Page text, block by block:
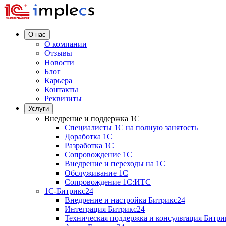
О нас
О компании
Отзывы
Новости
Блог
Карьера
Контакты
Реквизиты
Услуги
Внедрение и поддержка 1C
Специалисты 1C на полную занятость
Доработка 1C
Разработка 1C
Сопровождение 1C
Внедрение и переходы на 1C
Обслуживание 1C
Сопровождение 1C:ИТС
1С-Битрикс24
Внедрение и настройка Битрикс24
Интеграция Битрикс24
Техническая поддержка и консультация